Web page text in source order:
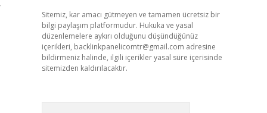
Sitemiz, kar amacı gütmeyen ve tamamen ücretsiz bir
bilgi paylaşım platformudur. Hukuka ve yasal
düzenlemelere aykırı olduğunu düşündüğünüz
içerikleri, backlinkpanelicomtr@gmail.com adresine
bildirmeniz halinde, ilgili içerikler yasal süre içerisinde
sitemizden kaldırılacaktır.